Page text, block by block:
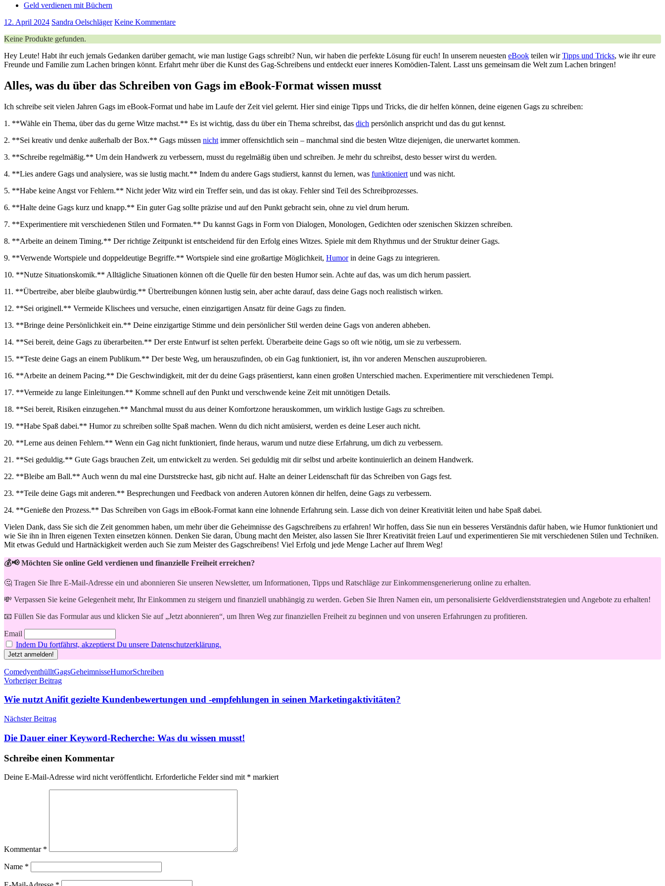
Geld verdienen mit Büchern
12. April 2024 Sandra Oelschläger Keine Kommentare
Keine Produkte gefunden.
Hey ⁢Leute! Habt‍ ihr euch jemals Gedanken darüber gemacht, wie man lustige Gags schreibt? Nun, wir haben die perfekte Lösung für euch! In ‍unserem ⁤neuesten eBook teilen wirTipps und Tricks, wie ihr eure
Freunde und Familie zum Lachen bringen ⁤könnt. Erfahrt mehr über ⁢die Kunst des Gag-Schreibens und entdeckt euer inneres ‌Komödien-Talent. ​Lasst uns gemeinsam die⁤ Welt zum Lachen bringen!
Alles, was du über das Schreiben⁤ von Gags im​ eBook-Format ​wissen musst
Ich schreibe seit vielen Jahren Gags im eBook-Format und habe im Laufe‍ der Zeit viel​ gelernt. Hier ⁣sind einige Tipps‍ und Tricks, die dir helfen können, deine eigenen ⁢Gags zu schreiben:
1.​ **Wähle ein Thema, über das du gerne Witze machst.** Es ist wichtig, dass du über ein⁣ Thema⁢ schreibst, ‌das dich persönlich anspricht ​und ‌das du gut kennst.
2. **Sei kreativ und denke außerhalb ‍der Box.** Gags müssen‌ nicht immer offensichtlich sein – manchmal sind die besten Witze diejenigen, die unerwartet kommen.
3. **Schreibe regelmäßig.**‌ Um⁢ dein Handwerk zu verbessern, musst du regelmäßig üben und schreiben. Je‍ mehr du schreibst, desto ​besser wirst du‌ werden.
4. ‍**Lies andere Gags und analysiere, was sie lustig‌ macht.** ⁢Indem‍ du ‌andere Gags studierst,⁣ kannst du ​lernen, was funktioniert und⁤ was nicht.
5. **Habe keine Angst vor Fehlern.** Nicht jeder Witz wird ein Treffer‌ sein, und⁣ das ist okay. Fehler sind Teil des Schreibprozesses.
6. ‍**Halte deine ⁤Gags kurz und knapp.** Ein ​guter Gag sollte präzise und⁤ auf den Punkt gebracht sein, ohne zu viel drum ⁤herum.
7. **Experimentiere ⁢mit verschiedenen Stilen und Formaten.** ⁣Du kannst Gags⁣ in Form ⁢von Dialogen, ​Monologen, ⁣Gedichten oder ⁢szenischen Skizzen ⁤schreiben.
8. **Arbeite an deinem Timing.** Der richtige Zeitpunkt ist entscheidend für den Erfolg eines⁣ Witzes. Spiele mit‍ dem Rhythmus und der ⁣Struktur deiner Gags.
9. **Verwende ⁣Wortspiele und doppeldeutige Begriffe.** Wortspiele sind eine großartige Möglichkeit, Humorin​ deine Gags zu integrieren.
10. **Nutze Situationskomik.** Alltägliche Situationen können oft die Quelle für den⁢ besten Humor sein. Achte ‌auf das, was um dich herum passiert.
11. ‌**Übertreibe, ‌aber​ bleibe glaubwürdig.** Übertreibungen können lustig sein, aber achte ⁣darauf,​ dass deine Gags noch realistisch wirken.
12. **Sei originell.** Vermeide Klischees und versuche, ‌einen einzigartigen Ansatz für deine Gags zu finden.
13. **Bringe deine Persönlichkeit ein.** Deine einzigartige Stimme und dein persönlicher Stil werden deine Gags von anderen abheben.
14. **Sei bereit, deine Gags zu überarbeiten.** Der‌ erste Entwurf ist selten perfekt. Überarbeite deine Gags so oft wie nötig, um sie zu verbessern.
15. ‍**Teste deine Gags an einem Publikum.** ⁤Der⁤ beste Weg, um herauszufinden, ob ein⁣ Gag funktioniert, ist, ihn ‍vor anderen Menschen‌ auszuprobieren.
16. **Arbeite an deinem ⁤Pacing.** Die ⁣Geschwindigkeit, mit der ⁤du deine Gags präsentierst, kann einen großen​ Unterschied machen. Experimentiere mit verschiedenen Tempi.
17. **Vermeide ⁣zu lange Einleitungen.** Komme schnell auf den Punkt und verschwende keine Zeit mit unnötigen Details.
18. **Sei bereit,⁣ Risiken einzugehen.** ​Manchmal musst du ‌aus deiner Komfortzone ⁤herauskommen, um wirklich‌ lustige Gags zu ⁣schreiben.
19. **Habe Spaß dabei.** Humor zu schreiben ‍sollte ​Spaß machen. Wenn du dich nicht amüsierst, werden es‍ deine Leser auch nicht.
20. **Lerne aus deinen Fehlern.** Wenn ein Gag nicht funktioniert, finde heraus, warum‌ und ‍nutze diese Erfahrung, ⁤um dich zu verbessern.
21. **Sei geduldig.** Gute Gags brauchen Zeit, um entwickelt zu werden. Sei geduldig mit dir selbst und arbeite kontinuierlich‍ an deinem‍ Handwerk.
22. **Bleibe am Ball.** Auch wenn du ​mal eine Durststrecke hast, gib nicht auf. Halte ​an deiner Leidenschaft für‍ das​ Schreiben von Gags fest.
23. **Teile deine Gags mit anderen.** Besprechungen und Feedback von anderen⁤ Autoren können dir helfen, deine Gags zu verbessern.
24. **Genieße den Prozess.** Das Schreiben von Gags im eBook-Format⁣ kann eine lohnende Erfahrung​ sein. ‍Lasse dich von​ deiner Kreativität leiten ⁣und​ habe Spaß dabei.
Vielen Dank,⁤ dass Sie sich die‍ Zeit genommen haben, um mehr über die Geheimnisse⁣ des Gagschreibens zu erfahren! Wir hoffen, ⁣dass⁢ Sie nun ein‍ besseres Verständnis dafür haben, wie Humor funktioniert⁤ und
wie Sie ihn in Ihren eigenen Texten einsetzen können. Denken‍ Sie daran, Übung macht den Meister, also lassen Sie Ihrer Kreativität freien ⁤Lauf und experimentieren Sie mit verschiedenen Stilen und Techniken.
Mit etwas Geduld‌ und⁤ Hartnäckigkeit werden auch Sie​ zum Meister des Gagschreibens! Viel Erfolg und jede ​Menge Lacher​ auf⁤ Ihrem Weg!
💰📢 Möchten Sie online Geld verdienen und finanzielle Freiheit erreichen?
🤔 Tragen Sie Ihre E-Mail-Adresse ein und abonnieren Sie unseren Newsletter, um Informationen, Tipps und Ratschläge zur Einkommensgenerierung online zu erhalten.
💸 Verpassen Sie keine Gelegenheit mehr, Ihr Einkommen zu steigern und finanziell unabhängig zu werden. Geben Sie Ihren Namen ein, um personalisierte Geldverdienststrategien und Angebote zu erhalten!
📧 Füllen Sie das Formular aus und klicken Sie auf „Jetzt abonnieren“, um Ihren Weg zur finanziellen Freiheit zu beginnen und von unseren Erfahrungen zu profitieren.
Email
Indem Du fortfährst, akzeptierst Du unsere Datenschutzerklärung.
Schlagwörter
ComedyenthülltGagsGeheimnisseHumorSchreiben
Beitragsnavigation
Vorheriger Beitrag
Wie nutzt Anifit gezielte Kundenbewertungen und -empfehlungen in seinen Marketingaktivitäten?
Nächster Beitrag
Die Dauer einer Keyword-Recherche: Was du wissen musst!
Schreibe einen Kommentar
Deine E-Mail-Adresse wird nicht veröffentlicht. Erforderliche Felder sind mit * markiert
Kommentar *
Name *